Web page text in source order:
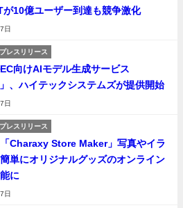
10億ユーザー到達も競争激化
日
レスリリース
向けAIモデル生成サービス
、ハイテックシステムズが提供開始
日
レスリリース
Charaxy Store Maker」写真やイラ
単にオリジナルグッズのオンライン
に
日